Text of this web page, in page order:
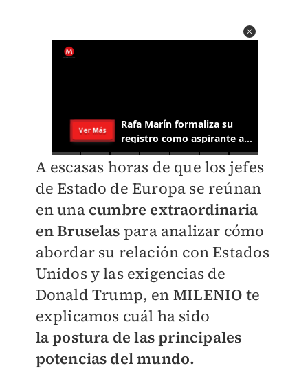
A escasas horas de que los jefes
de Estado de Europa se reúnan
en una cumbre extraordinaria
en Bruselas para analizar cómo
abordar su relación con Estados
Unidos y las exigencias de
Donald Trump, en MILENIO te
explicamos cuál ha sido
lapostura de las principales
potencias del mundo.